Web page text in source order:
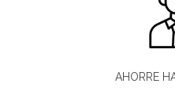
AHORRE